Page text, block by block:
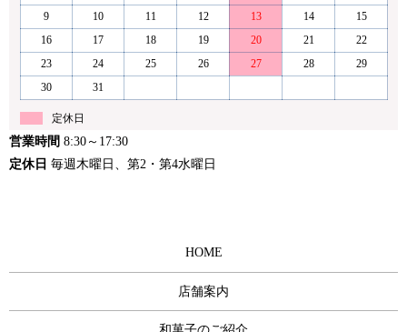
9
10 11 12 13 14
15
16
17 18 19 20 21
22
23
24 25 26 27 28
29
30
31
定休日
営業時間 8:30～17:30
定休日 毎週木曜日、第2・第4水曜日
HOME
店舗案内